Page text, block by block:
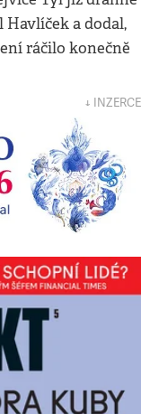
a dodal,
ráčilo konečně
↓ INZERCE